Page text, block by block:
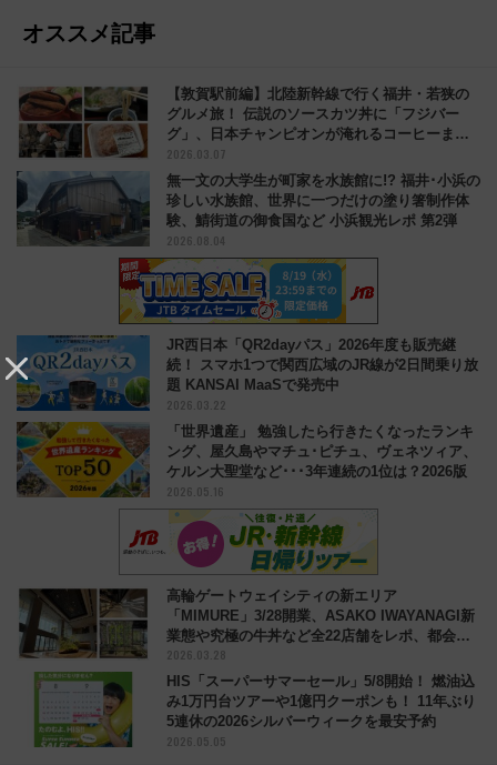
オススメ記事
【敦賀駅前編】北陸新幹線で行く福井・若狭の
グルメ旅！ 伝説のソースカツ丼に「フジバー
グ」、日本チャンピオンが淹れるコーヒーまで
レポート
2026.03.07
無一文の大学生が町家を水族館に!? 福井･小浜の
珍しい水族館、世界に一つだけの塗り箸制作体
験、鯖街道の御食国など 小浜観光レポ 第2弾
2026.08.04
JR西日本「QR2dayパス」2026年度も販売継
続！ スマホ1つで関西広域のJR線が2日間乗り放
題 KANSAI MaaSで発売中
2026.03.22
「世界遺産」 勉強したら行きたくなったランキ
ング、屋久島やマチュ･ピチュ、ヴェネツィア、
ケルン大聖堂など･･･3年連続の1位は？2026版
2026.05.16
高輪ゲートウェイシティの新エリア
「MIMURE」3/28開業、ASAKO IWAYANAGI新
業態や究極の牛丼など全22店舗をレポ、都会
に“雨”が降る？
2026.03.28
HIS「スーパーサマーセール」5/8開始！ 燃油込
み1万円台ツアーや1億円クーポンも！ 11年ぶり
5連休の2026シルバーウィークを最安予約
2026.05.05